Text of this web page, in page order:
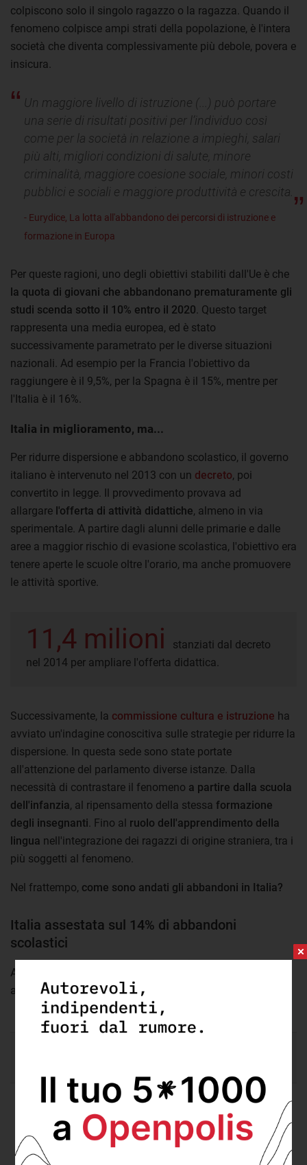
colpiscono solo il singolo ragazzo o la ragazza. Quando il
fenomeno colpisce ampi strati della popolazione, è l'intera
società che diventa complessivamente più debole, povera e
insicura.
Un maggiore livello di istruzione (...) può portare
una serie di risultati positivi per l’individuo così
come per la società in relazione a impieghi, salari
più alti, migliori condizioni di salute, minore
criminalità, maggiore coesione sociale, minori costi
pubblici e sociali e maggiore produttività e crescita.
- Eurydice, La lotta all'abbandono dei percorsi di istruzione e
formazione in Europa
Per queste ragioni, uno degli obiettivi stabiliti dall'Ue è che
la quota di giovani che abbandonano prematuramente gli
studi scenda sotto il 10% entro il 2020 . Questo target
rappresenta una media europea, ed è stato
successivamente parametrato per le diverse situazioni
nazionali. Ad esempio per la Francia l'obiettivo da
raggiungere è il 9,5%, per la Spagna è il 15%, mentre per
l'Italia è il 16%.
Italia in miglioramento, ma...
Per ridurre dispersione e abbandono scolastico, il governo
italiano è intervenuto nel 2013 con un decreto, poi
convertito in legge. Il provvedimento provava ad
allargare l'offerta di attività didattiche, almeno in via
sperimentale. A partire dagli alunni delle primarie e dalle
aree a maggior rischio di evasione scolastica, l'obiettivo era
tenere aperte le scuole oltre l'orario, ma anche promuovere
le attività sportive.
11,4 milioni
stanziati dal decreto
nel 2014 per ampliare l'offerta didattica.
Successivamente, la commissione cultura e istruzione ha
avviato un'indagine conoscitiva sulle strategie per ridurre la
dispersione. In questa sede sono state portate
all'attenzione del parlamento diverse istanze. Dalla
necessità di contrastare il fenomeno a partire dalla scuola
dell'infanzia, al ripensamento della stessa formazione
degli insegnanti . Fino al ruolo dell'apprendimento della
lingua nell'integrazione dei ragazzi di origine straniera, tra i
più soggetti al fenomeno.
Nel frattempo, come sono andati gli abbandoni in Italia?
Italia assestata sul 14% di abbandoni
scolastici
Andamento della quota di giovani 18-24 anni che
abbandonano prematuramente gli studi (2008-2017)